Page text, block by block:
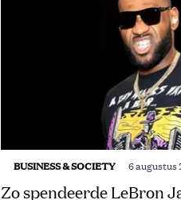
BUSINESS & SOCIETY 6 augustus
Zo spendeerde LeBron